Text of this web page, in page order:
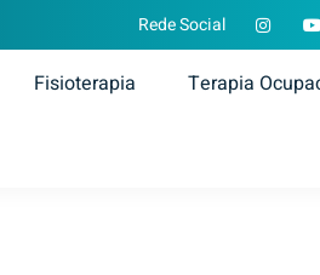
Rede Social
Fisioterapia Terapia